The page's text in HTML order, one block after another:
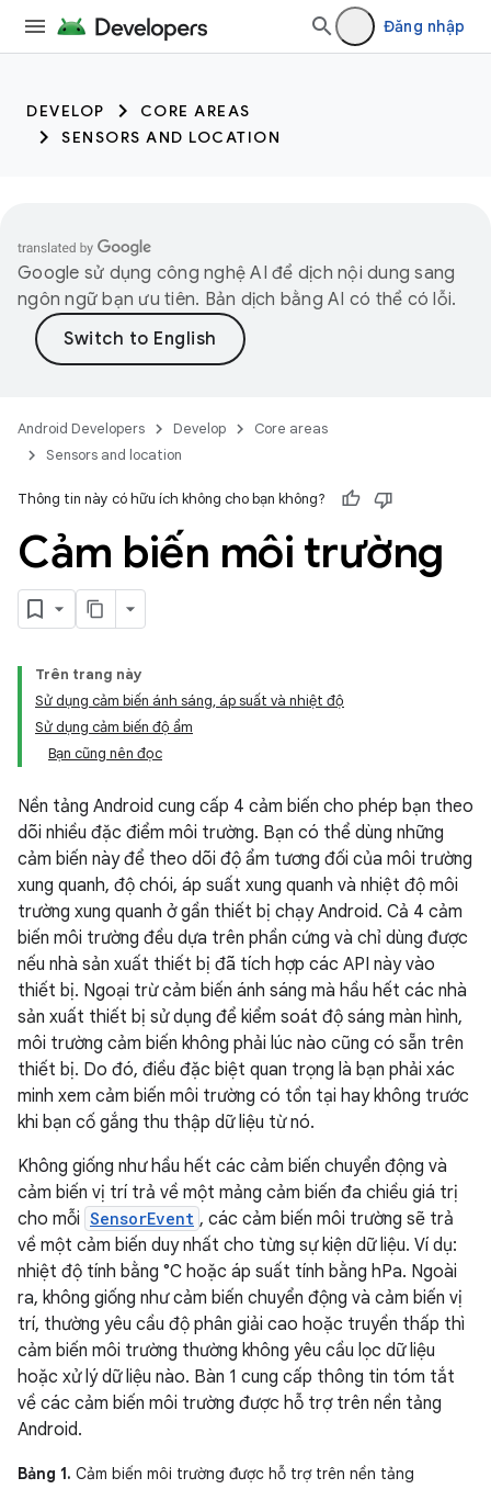
trait:citc trait:citc
Đăng nhập
DEVELOP
CORE AREAS
SENSORS AND LOCATION
Google sử dụng công nghệ AI để dịch nội dung sang
ngôn ngữ bạn ưu tiên. Bản dịch bằng AI có thể có lỗi.
Android Developers Develop
Core areas
Sensors and location
Thông tin này có hữu ích không cho bạn không?
Cảm biến môi trường
Trên trang này
Sử dụng cảm biến ánh sáng, áp suất và nhiệt độ
Sử dụng cảm biến độ ẩm
Bạn cũng nên đọc
Nền tảng Android cung cấp 4 cảm biến cho phép bạn theo
dõi nhiều đặc điểm môi trường. Bạn có thể dùng những
cảm biến này để theo dõi độ ẩm tương đối của môi trường
xung quanh, độ chói, áp suất xung quanh và nhiệt độ môi
trường xung quanh ở gần thiết bị chạy Android. Cả 4 cảm
biến môi trường đều dựa trên phần cứng và chỉ dùng được
nếu nhà sản xuất thiết bị đã tích hợp các API này vào
thiết bị. Ngoại trừ cảm biến ánh sáng mà hầu hết các nhà
sản xuất thiết bị sử dụng để kiểm soát độ sáng màn hình,
môi trường cảm biến không phải lúc nào cũng có sẵn trên
thiết bị. Do đó, điều đặc biệt quan trọng là bạn phải xác
minh xem cảm biến môi trường có tồn tại hay không trước
khi bạn cố gắng thu thập dữ liệu từ nó.
Không giống như hầu hết các cảm biến chuyển động và
cảm biến vị trí trả về một mảng cảm biến đa chiều giá trị
cho mỗi SensorEvent , các cảm biến môi trường sẽ trả
về một cảm biến duy nhất cho từng sự kiện dữ liệu. Ví dụ:
nhiệt độ tính bằng °C hoặc áp suất tính bằng hPa. Ngoài
ra, không giống như cảm biến chuyển động và cảm biến vị
trí, thường yêu cầu độ phân giải cao hoặc truyền thấp thì
cảm biến môi trường thường không yêu cầu lọc dữ liệu
hoặc xử lý dữ liệu nào. Bàn 1 cung cấp thông tin tóm tắt
về các cảm biến môi trường được hỗ trợ trên nền tảng
Android.
Bảng 1. Cảm biến môi trường được hỗ trợ trên nền tảng